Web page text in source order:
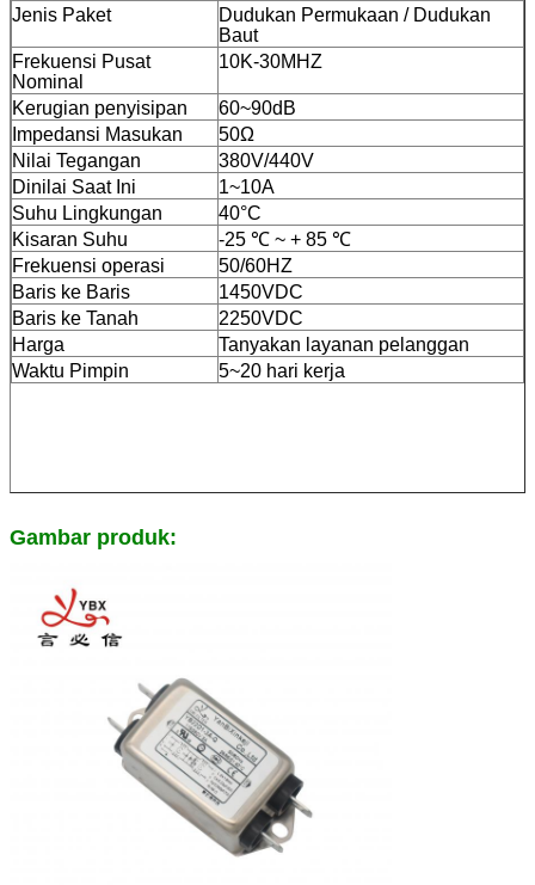
Jenis Paket
Dudukan Permukaan / Dudukan
Baut
Frekuensi Pusat
Nominal
10K-30MHZ
Kerugian penyisipan
60~90dB
Impedansi Masukan
50Ω
Nilai Tegangan
380V/440V
Dinilai Saat Ini
1~10A
Suhu Lingkungan
40°C
Kisaran Suhu
-25 ℃ ~ + 85 ℃
Frekuensi operasi
50/60HZ
Baris ke Baris
1450VDC
Baris ke Tanah
2250VDC
Harga
Tanyakan layanan pelanggan
Waktu Pimpin
5~20 hari kerja
Gambar produk: